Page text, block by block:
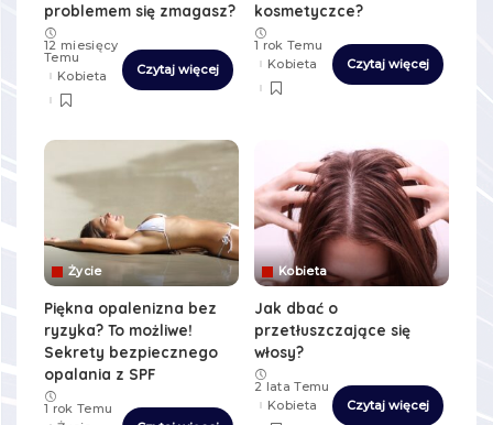
problemem się zmagasz?
12 miesięcy
Temu
Kobieta
Czytaj więcej
kosmetyczce?
1 rok Temu
Kobieta
Czytaj więcej
Życie
Piękna opalenizna bez
ryzyka? To możliwe!
Sekrety bezpiecznego
opalania z SPF
1 rok Temu
Kobieta
Jak dbać o
przetłuszczające się
włosy?
2 lata Temu
Kobieta
Czytaj więcej